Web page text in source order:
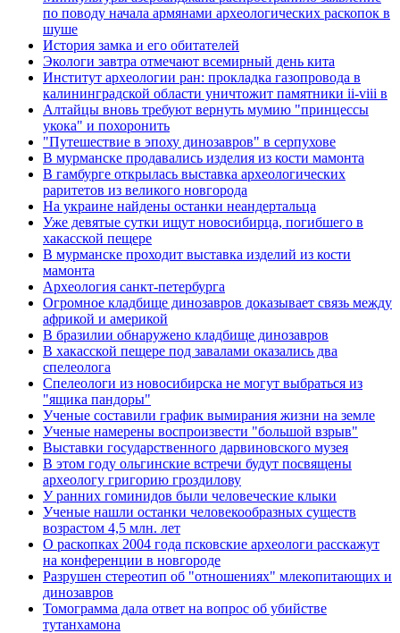
по поводу начала аpмянами археологических раскопок в
шуше
История замка и его обитателей
Экологи завтра отмечают всемирный день кита
Институт археологии ран: прокладка газопровода в
калининградской области уничтожит памятники ii-viii в
Алтайцы вновь требуют вернуть мумию "принцессы
укока" и похоронить
"Путешествие в эпоху динозавров" в серпухове
В мурманске продавались изделия из кости мамонта
В гамбурге открылась выставка археологических
раритетов из великого новгорода
На украине найдены останки неандертальца
Уже девятые сутки ищут новосибирца, погибшего в
хакасской пещере
В мурманске проходит выставка изделий из кости
мамонта
Археология санкт-петербурга
Огромное кладбище динозавров доказывает связь между
африкой и америкой
В бразилии обнаружено кладбище динозавров
В хакасской пещере под завалами оказались два
спелеолога
Спелеологи из новосибирска не могут выбраться из
"ящика пандоры"
Ученые составили график вымирания жизни на земле
Ученые намерены воспроизвести "большой взрыв"
Выставки государственного дарвиновского музея
В этом году ольгинские встречи будут посвящены
археологу григорию гроздилову
У ранних гоминидов были человеческие клыки
Ученые нашли останки человекообразных существ
возрастом 4,5 млн. лет
О раскопках 2004 года псковские археологи расскажут
на конференции в новгороде
Разрушен стереотип об "отношениях" млекопитающих и
динозавров
Томограмма дала ответ на вопрос об убийстве
тутанхамона